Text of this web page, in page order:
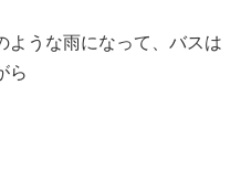
ような雨になって、バスは
ら